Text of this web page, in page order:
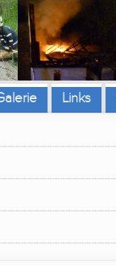
Links